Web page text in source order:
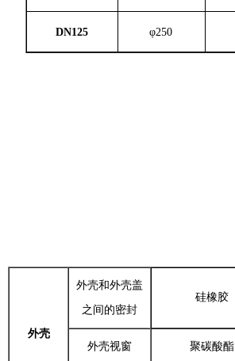
DN125 φ250
外壳
外壳和外壳盖
之间的密封
硅橡胶
外壳视窗 聚碳酸酯